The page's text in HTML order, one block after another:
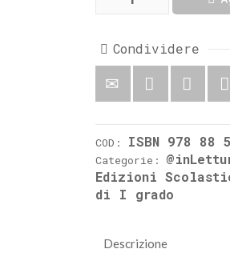
Condividere
COD: ISBN 978 88
Categorie:
Edizioni
di I grado
Descrizione